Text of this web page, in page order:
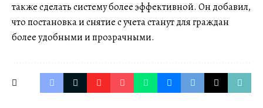
также сделать систему более эффективной. Он добавил,
что постановка и снятие с учета станут для граждан
более удобными и прозрачными.